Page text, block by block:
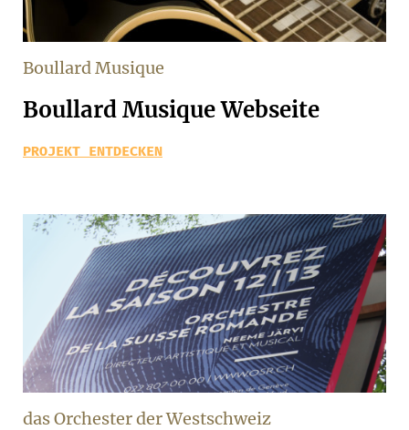
Boullard Musique
Boullard Musique Webseite
PROJEKT ENTDECKEN
das Orchester der Westschweiz